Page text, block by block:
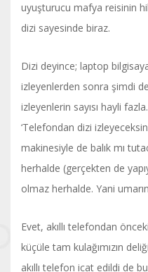
uyuşturucu mafya reisinin
dizi sayesinde biraz.
Dizi deyince; laptop
izleyenlerden sonra şimdi
izleyenlerin sayısı hayli
‘Telefondan dizi
makinesiyle de balık mı
herhalde (gerçekten de
olmaz herhalde. Yani
Evet, akıllı telefondan
küçüle tam kulağımızın
akıllı telefon icat edildi de